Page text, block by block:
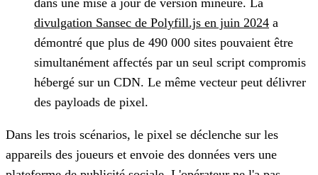
divulgation Sansec de Polyfill.js en juin 2024 a
démontré que plus de 490 000 sites pouvaient être
simultanément affectés par un seul script compromis
hébergé sur un CDN. Le même vecteur peut délivrer
des payloads de pixel.
Dans les trois scénarios, le pixel se déclenche sur les
appareils des joueurs et envoie des données vers une